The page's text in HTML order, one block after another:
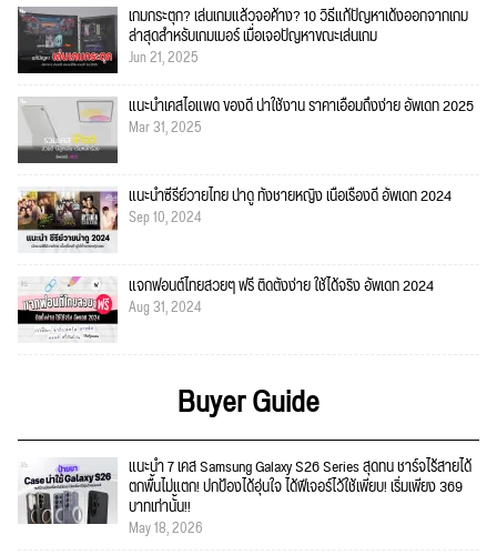
เกมกระตุก? เล่นเกมแล้วจอค้าง? 10 วิธีแก้ปัญหาเด้งออกจากเกม
ล่าสุดสำหรับเกมเมอร์ เมื่อเจอปัญหาขณะเล่นเกม
Jun 21, 2025
แนะนำเคสไอแพด ของดี น่าใช้งาน ราคาเอื้อมถึงง่าย อัพเดท 2025
Mar 31, 2025
แนะนำซีรีย์วายไทย น่าดู ทั้งชายหญิง เนื้อเรื่องดี อัพเดท 2024
Sep 10, 2024
แจกฟอนต์ไทยสวยๆ ฟรี ติดตั้งง่าย ใช้ได้จริง อัพเดท 2024
Aug 31, 2024
Buyer Guide
แนะนำ 7 เคส Samsung Galaxy S26 Series สุดทน ชาร์จไร้สายได้
ตกพื้นไม่แตก! ปกป้องได้อุ่นใจ ได้ฟีเจอร์ไว้ใช้เพียบ! เริ่มเพียง 369
บาทเท่านั้น!!
May 18, 2026